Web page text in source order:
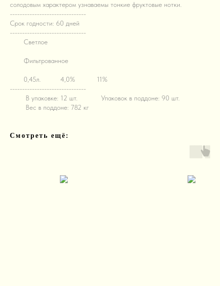
солодовым характером узнаваемы тонкие фруктовые нотки.
-------------------------------
Срок годности: 60 дней
-------------------------------
Светлое
Фильтрованное
0,45л. 4,0%
11%
-------------------------------
В упаковке: 12 шт.
Упаковок в поддоне: 90 шт.
Вес в поддоне: 782 кг
Смотреть ещё: